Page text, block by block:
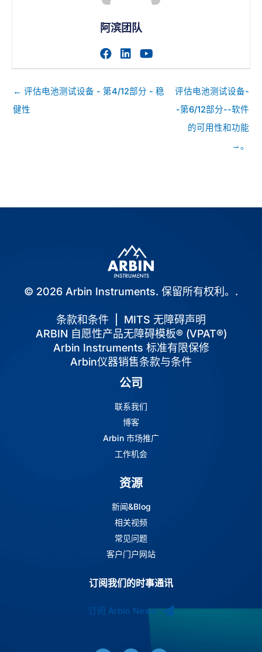
阿滨团队
访问作者的facebook个人主
访问作者的linkedin个人
导
← 评估电池测试设备 - 第4/12部分 - 稳
健性
评估电池测试设备-
-第6/12部分--软件
的可用性和功能
→。
© 2026 Arbin Instruments. 保留所有权利。.
条款和条件
MITS 无障碍声明
ARBIN 自愿性产品无障碍模板® (VPAT®)
Arbin Instruments 标准有限保修
Arbin仪器销售条款与条件
公司
联系我们
博客
Arbin 市场推广
工作机会
资源
新闻&Blog
相关视频
常见问题
客户门户网站
订阅我们的时事通讯
订阅 Arbin News